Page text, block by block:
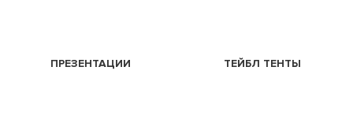
ПРЕЗЕНТАЦИИ ТЕЙБЛ ТЕНТЫ